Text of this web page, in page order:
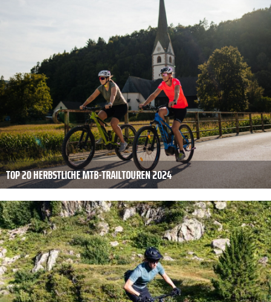
TOP 20 HERBSTLICHE MTB-TRAILTOUREN 2024